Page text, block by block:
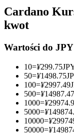
Dołącz do
Zostań
Ciesz się
Cardano
kwot
Wartości do
10=¥299.75
50=¥1498.75
100=¥2997.49
500=¥14987.47
1000=¥
5000=¥
10000=¥
50000=¥